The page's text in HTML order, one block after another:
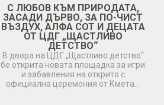
С ЛЮБОВ КЪМ ПРИРОДАТА,
ЗАСАДИ ДЪРВО, ЗА ПО-ЧИСТ
ВЪЗДУХ, АЛФА СОТ И ДЕЦАТА
ОТ ЦДГ „ЩАСТЛИВО
ДЕТСТВО“
В двора на ЦДГ „Щастливо детство“
бе открита новата площадка за игри
и забавления на открито с
официална церемония от Кмета…